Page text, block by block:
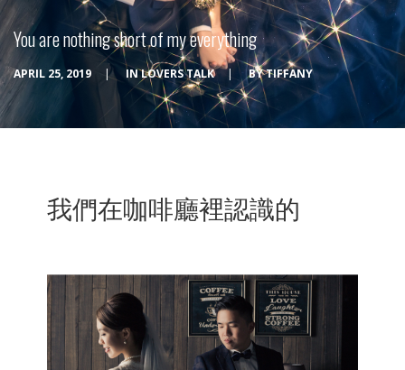
You are nothing short of my everything
APRIL 25, 2019 | INLOVERS TALK | BYTIFFANY
我們在咖啡廳裡認識的